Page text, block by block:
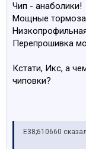
Чип - анаболики!
Мощные тормоза
Перепрошивка
Кстати, Икс, а
чиповки?
E38;610660